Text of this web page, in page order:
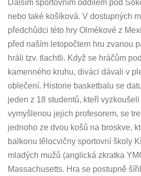
Dalším sportovním oddílem pod
nebo také košíková. V dostupných
předchůdci této hry Olmékové z
před naším letopočtem hru zvanou
hráli tzv. tlachtli. Když se hráčům
kamenného kruhu, diváci dávali v
oblečení. Historie basketbalu se
jeden z 18 studentů, kteří
vymyšlenou jejich profesorem, se
jednoho ze dvou košů na broskve,
balkonu tělocvičny sportovní školy
mladých mužů (anglická zkratka
Massachusetts. Hra se postupně